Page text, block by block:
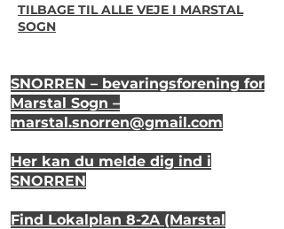
TILBAGE TIL ALLE VEJE I MARSTAL
SOGN
SNORREN – bevaringsforening for
Marstal Sogn –
marstal.snorren@gmail.com
Her kan du melde dig ind i
SNORREN
Find Lokalplan 8-2A (Marstal